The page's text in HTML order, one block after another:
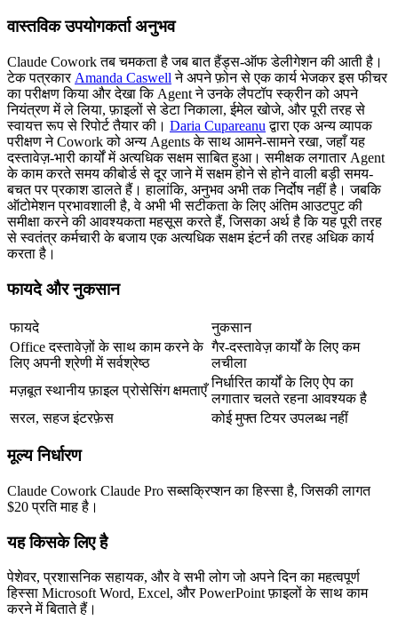
वास्तविक उपयोगकर्ता अनुभव
Claude Cowork तब चमकता है जब बात हैंड्स-ऑफ डेलीगेशन की आती है।
टेक पत्रकार Amanda Caswell ने अपने फ़ोन से एक कार्य भेजकर इस फीचर
का परीक्षण किया और देखा कि Agent ने उनके लैपटॉप स्क्रीन को अपने
नियंत्रण में ले लिया, फ़ाइलों से डेटा निकाला, ईमेल खोजे, और पूरी तरह से
स्वायत्त रूप से रिपोर्ट तैयार की। Daria Cupareanu द्वारा एक अन्य व्यापक
परीक्षण ने Cowork को अन्य Agents के साथ आमने-सामने रखा, जहाँ यह
दस्तावेज़-भारी कार्यों में अत्यधिक सक्षम साबित हुआ। समीक्षक लगातार Agent
के काम करते समय कीबोर्ड से दूर जाने में सक्षम होने से होने वाली बड़ी समय-
बचत पर प्रकाश डालते हैं। हालांकि, अनुभव अभी तक निर्दोष नहीं है। जबकि
ऑटोमेशन प्रभावशाली है, वे अभी भी सटीकता के लिए अंतिम आउटपुट की
समीक्षा करने की आवश्यकता महसूस करते हैं, जिसका अर्थ है कि यह पूरी तरह
से स्वतंत्र कर्मचारी के बजाय एक अत्यधिक सक्षम इंटर्न की तरह अधिक कार्य
करता है।
फायदे और नुकसान
फायदे
नुकसान
Office दस्तावेज़ों के साथ काम करने के
लिए अपनी श्रेणी में सर्वश्रेष्ठ
गैर-दस्तावेज़ कार्यों के लिए कम
लचीला
मज़बूत स्थानीय फ़ाइल प्रोसेसिंग क्षमताएँ
निर्धारित कार्यों के लिए ऐप का
लगातार चलते रहना आवश्यक है
सरल, सहज इंटरफ़ेस
कोई मुफ्त टियर उपलब्ध नहीं
मूल्य निर्धारण
Claude Cowork Claude Pro सब्सक्रिप्शन का हिस्सा है, जिसकी लागत
$20 प्रति माह है।
यह किसके लिए है
पेशेवर, प्रशासनिक सहायक, और वे सभी लोग जो अपने दिन का महत्वपूर्ण
हिस्सा Microsoft Word, Excel, और PowerPoint फ़ाइलों के साथ काम
करने में बिताते हैं।